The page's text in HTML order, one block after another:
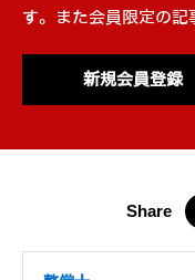
す。また会員限定の記
新規会員登録